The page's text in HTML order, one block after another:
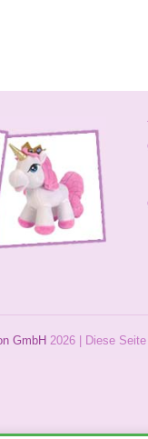
GmbH 2026 | Diese